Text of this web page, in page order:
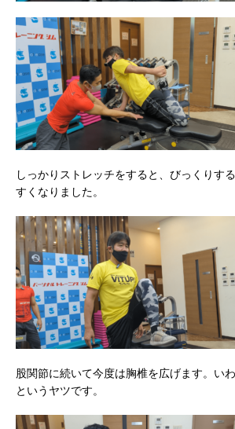
しっかりストレッチをすると、びっくりす
すくなりました。
股関節に続いて今度は胸椎を広げます。い
というヤツです。